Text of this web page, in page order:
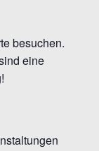
besuchen.
eine